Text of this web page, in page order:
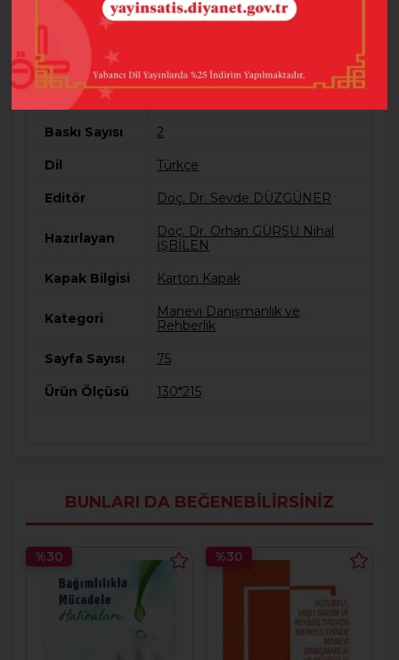
danışmanlık ve rehberlik hizmetlerinde dikkat
edilecek hususları açıklamaktadır.
Barkod
Baskı Sayısı 2
Dil Türkçe
Editör Doç. Dr. Sevde DÜZGÜNER
Hazırlayan
Doç. Dr. Orhan GÜRSU Nihal
İŞBİLEN
Kapak Bilgisi Karton Kapak
Kategori
Manevi Danışmanlık ve
Rehberlik
Sayfa Sayısı 75
Ürün Ölçüsü 130*215
BUNLARI DA BEĞENEBILIRSINIZ
%30 %30